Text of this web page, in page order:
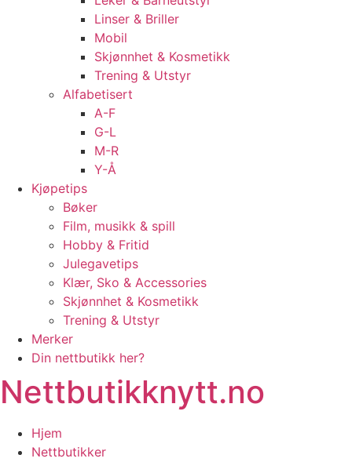
Linser & Briller
Mobil
Skjønnhet & Kosmetikk
Trening & Utstyr
Alfabetisert
A-F
G-L
M-R
Y-Å
Kjøpetips
Bøker
Film, musikk & spill
Hobby & Fritid
Julegavetips
Klær, Sko & Accessories
Skjønnhet & Kosmetikk
Trening & Utstyr
Merker
Din nettbutikk her?
Nettbutikknytt.no
Hjem
Nettbutikker